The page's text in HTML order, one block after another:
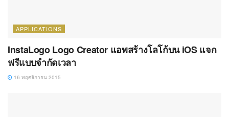
APPLICATIONS
InstaLogo Logo Creator แอพสร้างโลโก้บน iOS แจก
ฟรีแบบจำกัดเวลา
16 พฤศจิกายน 2015